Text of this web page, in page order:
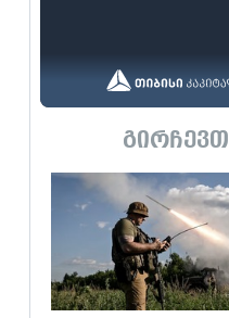
გირჩევთ